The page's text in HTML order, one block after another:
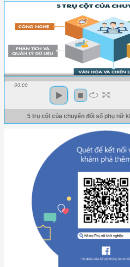
00:00
5 trụ cột của chuyển đổi số phụ nữ